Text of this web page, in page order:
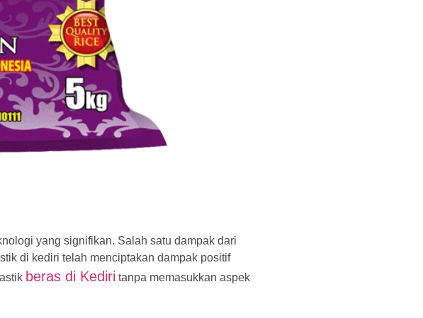
yang signifikan. Salah satu dampak dari
di kediri telah menciptakan dampak positif
beras di Kediri tanpa memasukkan aspek